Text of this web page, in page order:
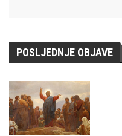
POSLJEDNJE OBJAVE